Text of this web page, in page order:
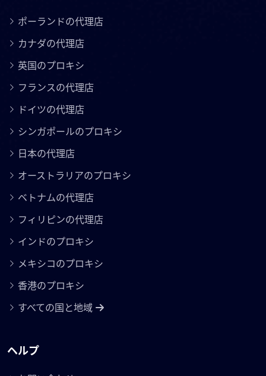
ポーランドの代理店
カナダの代理店
英国のプロキシ
フランスの代理店
ドイツの代理店
シンガポールのプロキシ
日本の代理店
オーストラリアのプロキシ
ベトナムの代理店
フィリピンの代理店
インドのプロキシ
メキシコのプロキシ
香港のプロキシ
すべての国と地域
ヘルプ